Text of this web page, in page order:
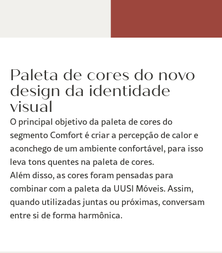
Paleta de cores do novo
design da identidade
visual
O principal objetivo da paleta de cores do
segmento Comfort é criar a percepção de calor e
aconchego de um ambiente confortável, para isso
leva tons quentes na paleta de cores.
Além disso, as cores foram pensadas para
combinar com a paleta da UUSI Móveis. Assim,
quando utilizadas juntas ou próximas, conversam
entre si de forma harmônica.